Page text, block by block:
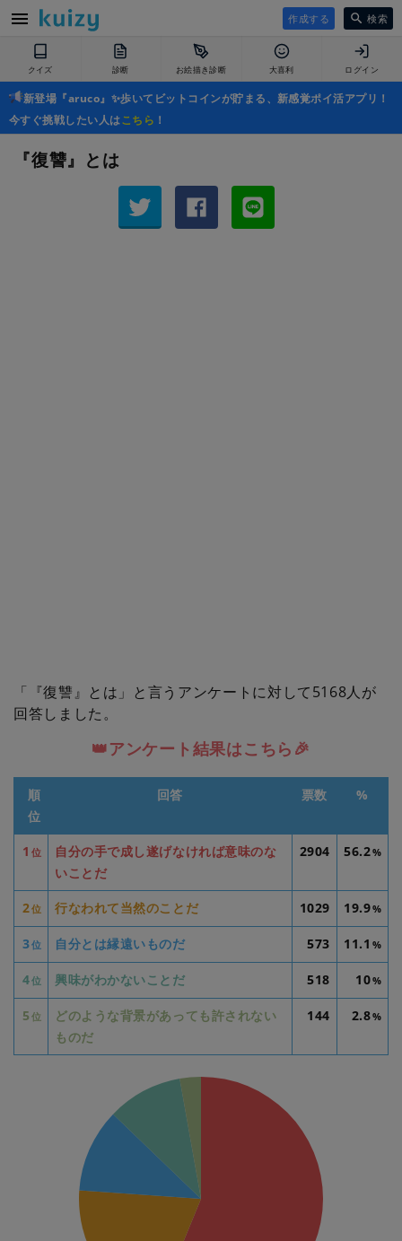
作成する 検索
クイズ 診断 お絵描き診断 大喜利 ログイン
新登場『aruco』✨歩いてビットコインが貯まる、新感覚ポイ活アプリ！
今すぐ挑戦したい人はこちら ！
『復讐』とは
「『復讐』とは」と言うアンケートに対して5168人が
回答しました。
👑アンケート結果はこちら🎉
順
位
回答 票数 %
1 位
自分の手で成し遂げなければ意味のな
いことだ
2904 56.2%
2位 行なわれて当然のことだ 1029 19.9%
3位 自分とは縁遠いものだ 573 11.1 %
4位 興味がわかないことだ 518 10%
5 位
どのような背景があっても許されない
ものだ
144 2.8%